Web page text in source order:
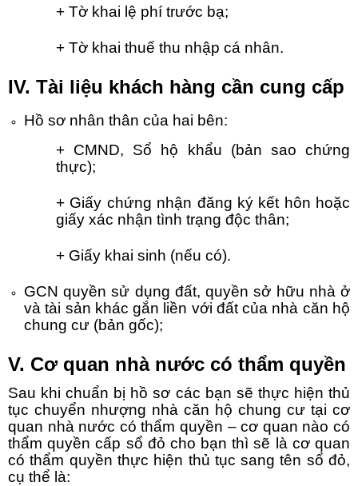
+ Tờ khai lệ phí trước bạ;
+ Tờ khai thuế thu nhập cá nhân.
IV. Tài liệu khách hàng cần cung cấp
Hồ sơ nhân thân của hai bên:
+ CMND, Sổ hộ khẩu (bản sao chứng
thực);
+ Giấy chứng nhận đăng ký kết hôn hoặc
giấy xác nhận tình trạng độc thân;
+ Giấy khai sinh (nếu có).
GCN quyền sử dụng đất, quyền sở hữu nhà ở
và tài sản khác gắn liền với đất của nhà căn hộ
chung cư (bản gốc);
V. Cơ quan nhà nước có thẩm quyền
Sau khi chuẩn bị hồ sơ các bạn sẽ thực hiện thủ
tục chuyển nhượng nhà căn hộ chung cư tại cơ
quan nhà nước có thẩm quyền – cơ quan nào có
thẩm quyền cấp sổ đỏ cho bạn thì sẽ là cơ quan
có thẩm quyền thực hiện thủ tục sang tên sổ đỏ,
cụ thể là: